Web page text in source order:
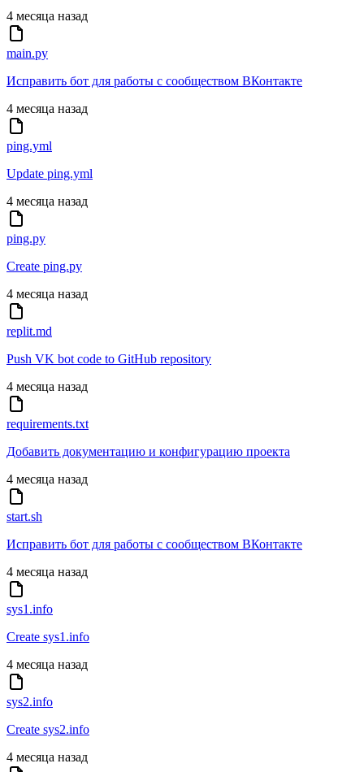
4 месяца назад
main.py
Исправить бот для работы с сообществом ВКонтакте
4 месяца назад
ping.yml
Update ping.yml
4 месяца назад
ping.ру
Create ping.ру
4 месяца назад
replit.md
Push VK bot code to GitHub repository
4 месяца назад
requirements.txt
Добавить документацию и конфигурацию проекта
4 месяца назад
start.sh
Исправить бот для работы с сообществом ВКонтакте
4 месяца назад
sys1.info
Create sys1.info
4 месяца назад
sys2.info
Create sys2.info
4 месяца назад